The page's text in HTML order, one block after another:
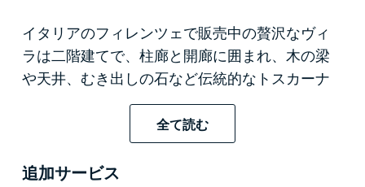
イタリアのフィレンツェで販売中の贅沢なヴィ
ラは二階建てで、柱廊と開廊に囲まれ、木の梁
や天井、むき出しの石など伝統的なトスカーナ
スタイルとなっています。
一階のリビングゾーンは広々として明るく、心
地良く迎えてくれるエントランスの他、キッチ
ン、客間を含んだオープンスペース、居間、ダ
全て読む
追加サービス